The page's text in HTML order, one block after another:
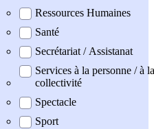
Ressources Humaines
Santé
Secrétariat / Assistanat
Services à la personne / à la
collectivité
Spectacle
Sport